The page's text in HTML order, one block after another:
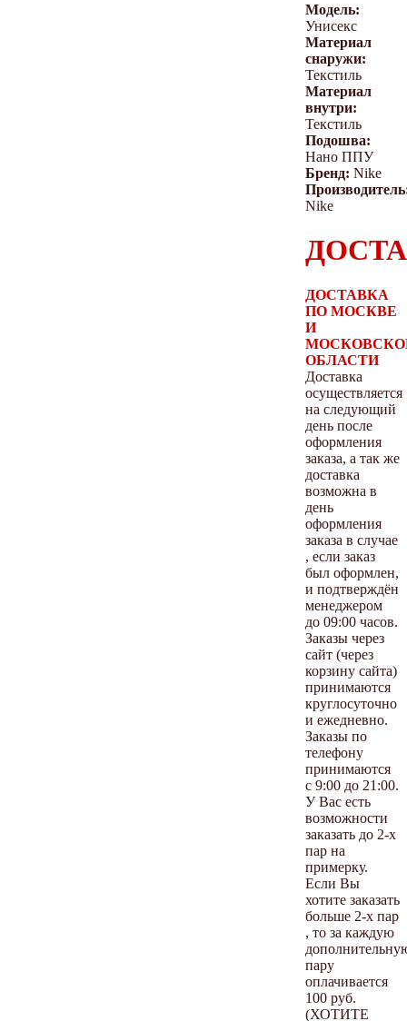
Модель:
Унисекс
Материал
снаружи:
Текстиль
Материал
внутри:
Текстиль
Подошва:
Нано ППУ
Бренд: Nike
Nike
ДОСТАВКА
ПО МОСКВЕ
И
ОБЛАСТИ
Доставка
осуществляется
на следующий
день после
оформления
заказа, а так же
доставка
возможна в
день
оформления
заказа в случае
, если заказ
был оформлен,
и подтверждён
менеджером
до 09:00 часов.
Заказы через
сайт (через
корзину сайта)
принимаются
круглосуточно
и ежедневно.
Заказы по
телефону
принимаются
с 9:00 до 21:00.
У Вас есть
возможности
заказать до 2-х
пар на
примерку.
Если Вы
хотите заказать
больше 2-х пар
, то за каждую
пару
оплачивается
100 руб.
(ХОТИТЕ